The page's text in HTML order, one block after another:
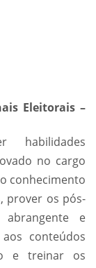
Eleitorais –
habilidades
no cargo
conhecimento
prover os pós-
e
conteúdos
e treinar os